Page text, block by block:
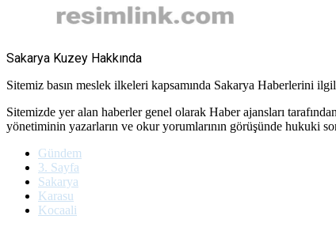
Sakarya Kuzey Hakkında
Sitemiz basın meslek ilkeleri kapsamında Sakarya Haberlerini
Sitemizde yer alan haberler genel olarak Haber ajansları
yönetiminin yazarların ve okur yorumlarının görüşünde hukuki
Gündem
3. Sayfa
Sakarya
Karasu
Kocaali